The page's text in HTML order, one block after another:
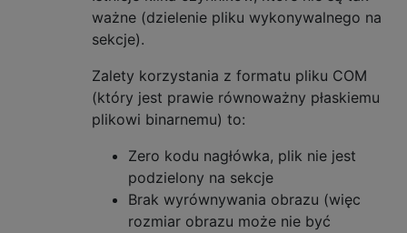
ważne (dzielenie pliku wykonywalnego na
sekcje).
Zalety korzystania z formatu pliku COM
(który jest prawie równoważny płaskiemu
plikowi binarnemu) to:
Zero kodu nagłówka, plik nie jest
podzielony na sekcje
Brak wyrównywania obrazu (więc
rozmiar obrazu może nie być